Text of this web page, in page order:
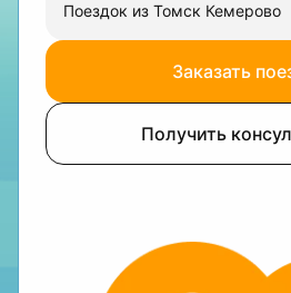
Поездок из Томск Кемерово
Заказать
Получить